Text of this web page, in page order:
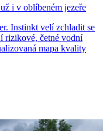
i v oblíbeném jezeře
Instinkt velí zchladit se
rizikové, četné vodní
mapa kvality